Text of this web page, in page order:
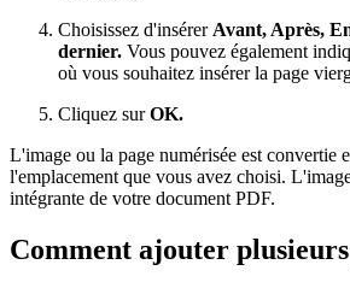
Choisissez d'insérer Avant, Après,
dernier. Vous pouvez également
où vous souhaitez insérer la page
Cliquez surOK.
L'image ou la page numérisée est convertie
l'emplacement que vous avez choisi.
intégrante de votre document PDF.
Comment ajouter